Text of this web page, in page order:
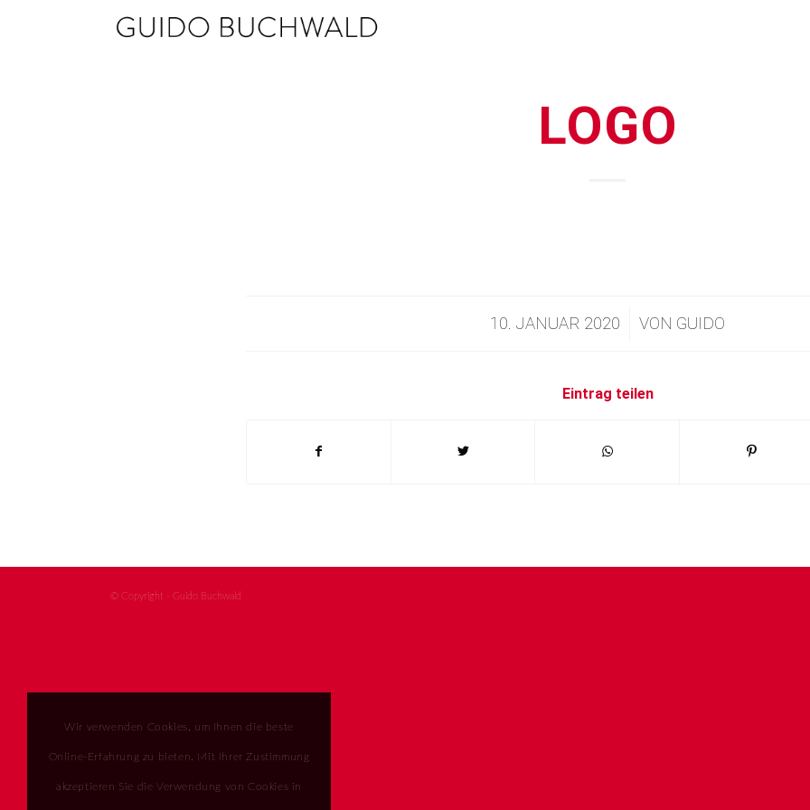
LOGO
10. JANUAR 2020
/ VON GUIDO
Eintrag teilen
© Copyright - Guido Buchwald
Wir verwenden Cookies, um Ihnen die beste
Online-Erfahrung zu bieten. Mit Ihrer Zustimmung
akzeptieren Sie die Verwendung von Cookies in